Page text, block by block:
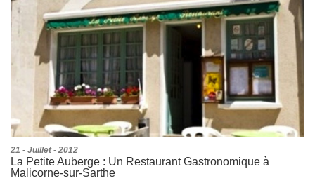
21 - Juillet - 2012
La Petite Auberge : Un Restaurant Gastronomique à
Malicorne-sur-Sarthe